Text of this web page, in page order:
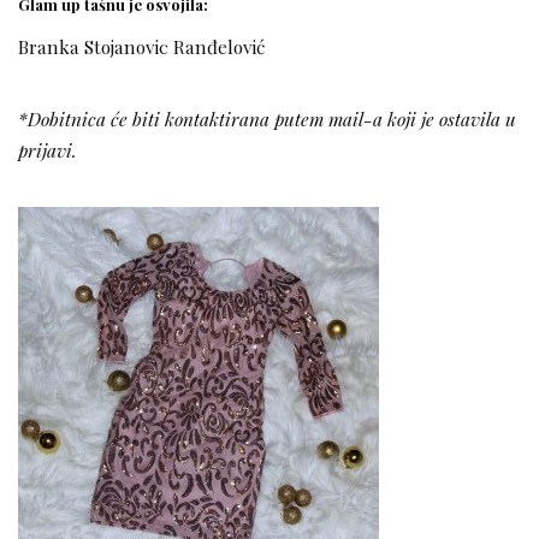
Glam up tašnu je osvojila:
Branka Stojanovic Ranđelović
*Dobitnica će biti kontaktirana putem mail-a koji je ostavila u
prijavi.